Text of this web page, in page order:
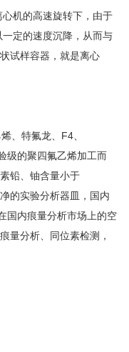
机的高速旋转下，由于
定的速度沉降，从而与
试样容器，就是离心
、特氟龙、F4、
级的聚四氟乙烯加工而
铅、铀含量小于
的实验分析器皿，国内
国内痕量分析市场上的空
量分析、同位素检测，